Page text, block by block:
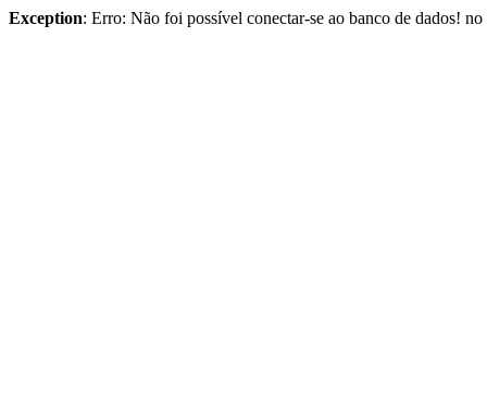
Exception: Erro: Não foi possível conectar-se ao banco de dados!